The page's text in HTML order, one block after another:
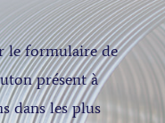
le formulaire de
présent à
dans les plus